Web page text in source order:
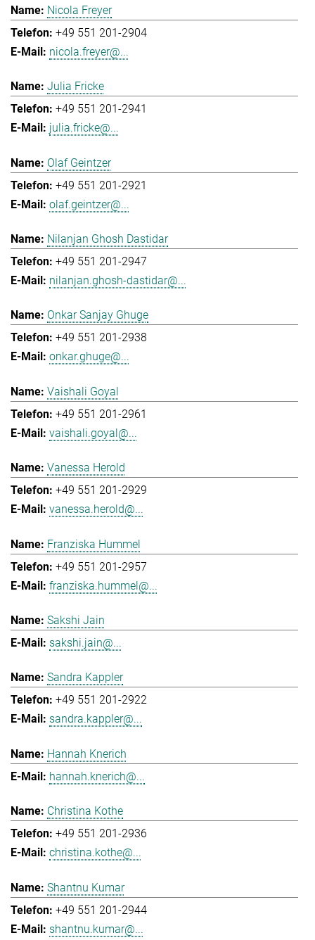
Nicola Freyer
+49 551 201-2904
nicola.freyer@...
Julia Fricke
+49 551 201-2941
julia.fricke@...
Olaf Geintzer
+49 551 201-2921
olaf.geintzer@...
Nilanjan Ghosh Dastidar
+49 551 201-2947
nilanjan.ghosh-dastidar@...
Onkar Sanjay Ghuge
+49 551 201-2938
onkar.ghuge@...
Vaishali Goyal
+49 551 201-2961
vaishali.goyal@...
Vanessa Herold
+49 551 201-2929
vanessa.herold@...
Franziska Hummel
+49 551 201-2957
franziska.hummel@...
Sakshi Jain
sakshi.jain@...
Sandra Kappler
+49 551 201-2922
sandra.kappler@...
Hannah Knerich
hannah.knerich@...
Christina Kothe
+49 551 201-2936
christina.kothe@...
Shantnu Kumar
+49 551 201-2944
shantnu.kumar@...